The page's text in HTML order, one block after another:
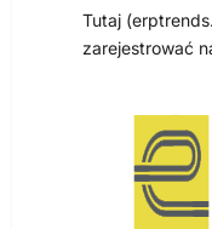
Tutaj
zarejestrować